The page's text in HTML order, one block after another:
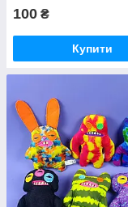
100 ₴
Купити